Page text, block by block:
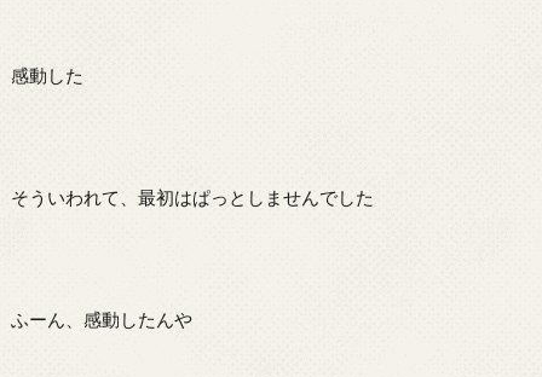
感動した
そういわれて、最初はぱっとしませんでした
ふーん、感動したんや